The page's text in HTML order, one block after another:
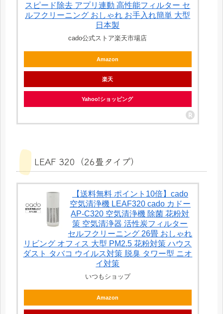
スピード除去 アプリ連動 高性能フィルター セ
ルフクリーニング おしゃれ お手入れ簡単 大型
日本製
cado公式ストア楽天市場店
Amazon
楽天
Yahoo!ショッピング
LEAF 320（26畳タイプ）
【送料無料 ポイント10倍】cado
空気清浄機 LEAF320 cado カドー
AP-C320 空気清浄機 除菌 花粉対
策 空気清浄器 活性炭フィルター
セルフクリーニング 26畳 おしゃれ
リビング オフィス 大型 PM2.5 花粉対策 ハウス
ダスト タバコ ウイルス対策 脱臭 タワー型 ニオ
イ対策
いつもショップ
Amazon